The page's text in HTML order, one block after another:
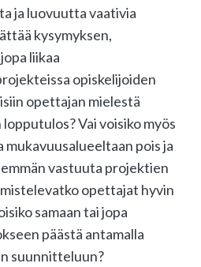
ja luovuutta vaativia
kysymyksen,
liikaa
opiskelijoiden
opettajan mielestä
Vai voisiko myös
pois ja
vastuuta projektien
opettajat hyvin
samaan tai jopa
päästä antamalla
suunnitteluun?